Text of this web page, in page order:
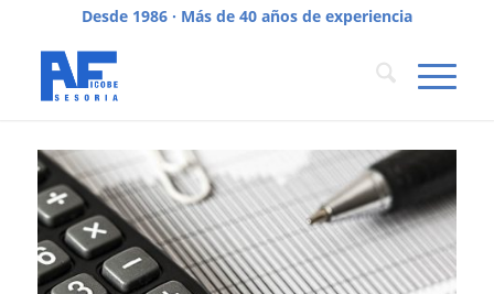
Desde 1986 · Más de 40 años de experiencia